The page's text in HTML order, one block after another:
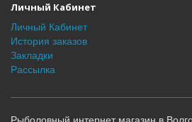
Личный Кабинет
Личный Кабинет
История заказов
Закладки
Рассылка